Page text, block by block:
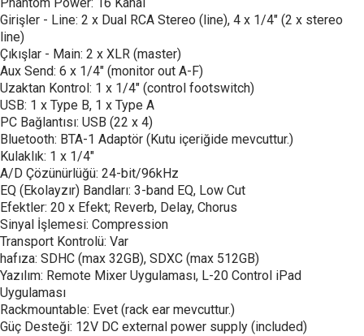
Girişler - Line: 2 x Dual RCA Stereo (line), 4 x 1/4" (2 x stereo
line)
Çıkışlar - Main: 2 x XLR (master)
Aux Send: 6 x 1/4" (monitor out A-F)
Uzaktan Kontrol: 1 x 1/4" (control footswitch)
USB: 1 x Type B, 1 x Type A
PC Bağlantısı: USB (22 x 4)
Bluetooth: BTA-1 Adaptör (Kutu içeriğide mevcuttur.)
Kulaklık: 1 x 1/4"
A/D Çözünürlüğü: 24-bit/96kHz
EQ (Ekolayzır) Bandları: 3-band EQ, Low Cut
Efektler: 20 x Efekt; Reverb, Delay, Chorus
Sinyal İşlemesi: Compression
Transport Kontrolü: Var
hafıza: SDHC (max 32GB), SDXC (max 512GB)
Yazılım: Remote Mixer Uygulaması, L-20 Control iPad
Uygulaması
Rackmountable: Evet (rack ear mevcuttur.)
Güç Desteği: 12V DC external power supply (included)